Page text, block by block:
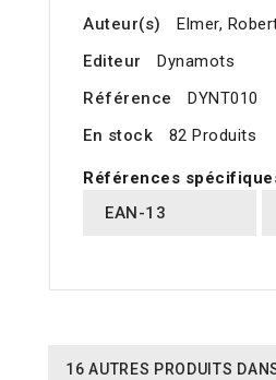
Auteur(s)
Elmer,
Editeur
Dynamots
Référence
DYNT010
En stock
82 Produits
Références
EAN-13
16 AUTRES PRODUITS